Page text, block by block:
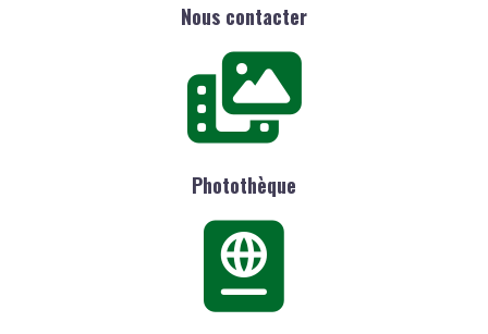
Nous contacter
Photothèque